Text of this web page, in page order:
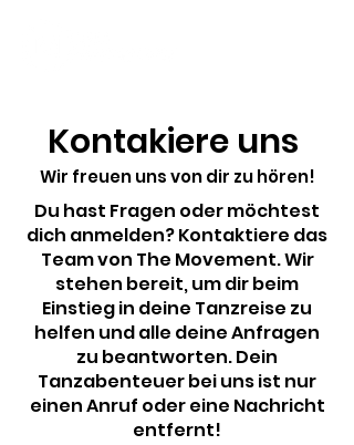
Kontakiere uns
Wir freuen uns von dir zu hören!
Du hast Fragen oder möchtest
dich anmelden? Kontaktiere das
Team von The Movement. Wir
stehen bereit, um dir beim
Einstieg in deine Tanzreise zu
helfen und alle deine Anfragen
zu beantworten. Dein
Tanzabenteuer bei uns ist nur
einen Anruf oder eine Nachricht
entfernt!